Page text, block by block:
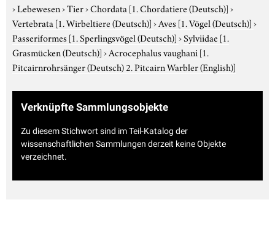
›Lebewesen›Tier›Chordata [1. Chordatiere (Deutsch)]›
Vertebrata [1. Wirbeltiere (Deutsch)]›Aves [1. Vögel (Deutsch)]›
Passeriformes [1. Sperlingsvögel (Deutsch)]›Sylviidae [1.
Grasmücken (Deutsch)]›Acrocephalus vaughani [1.
Pitcairnrohrsänger (Deutsch) 2. Pitcairn Warbler (English)]
Verknüpfte Sammlungsobjekte
Zu diesem Stichwort sind im Teil-Katalog der
wissenschaftlichen Sammlungen derzeit keine Objekte
verzeichnet.